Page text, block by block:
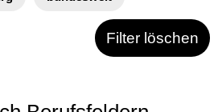
Filter löschen